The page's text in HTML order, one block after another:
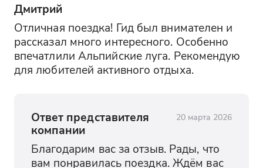
Дмитрий
Отличная поездка! Гид был внимателен и
рассказал много интересного. Особенно
впечатлили Альпийские луга. Рекомендую
для любителей активного отдыха.
Ответ представителя
компании
20 марта 2026
Благодарим вас за отзыв. Рады, что
вам понравилась поездка. Ждём вас